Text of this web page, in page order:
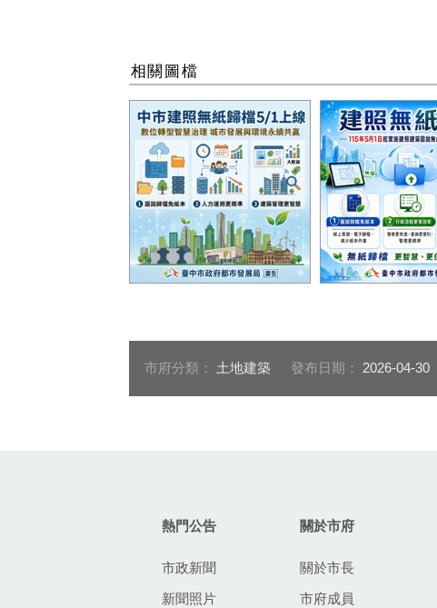
相關圖檔
市府分類： 土地建築 發布日期： 2026-04-30
熱門公告
市政新聞
新聞照片
關於市府
關於市長
市府成員